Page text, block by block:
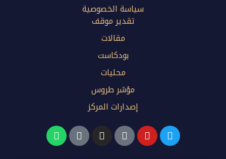
سياسة الخصوصية
تقدير موقف
مقالات
بودكاست
محليات
مؤشر طروس
إصدارات المركز